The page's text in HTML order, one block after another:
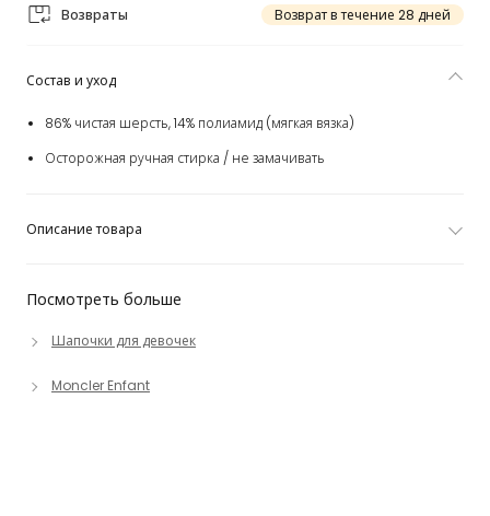
Возвраты Возврат в течение 28 дней
Посмотреть больше
Шапочки для девочек
Moncler Enfant
Состав и уход
86% чистая шерсть, 14% полиамид (мягкая вязка)
Осторожная ручная стирка / не замачивать
Описание товара